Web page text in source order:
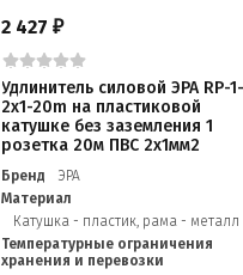
2 427₽
Удлинитель силовой ЭРА RP-
2x1-20m на пластиковой
катушке без заземления 1
розетка 20м ПВС 2х1мм2
Бренд
ЭРА
Материал
Катушка - пластик, рама - металл
Температурные ограничения
хранения и перевозки